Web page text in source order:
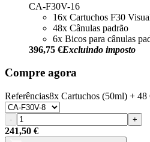
CA-F30V-16
16x Cartuchos F30
48x Cânulas padrão
6x Bicos para cânulas
396,75 €Excluindo imposto
Compre agora
Referências8x Cartuchos (50ml) + 48
- +
241,50 €